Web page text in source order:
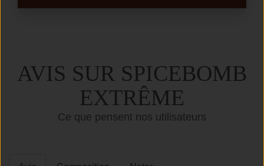
AVIS SUR SPICEBOMB
EXTRÊME
Ce que pensent nos utilisateurs